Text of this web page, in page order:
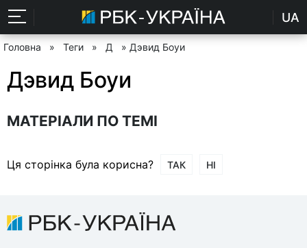
UA
Головна » Теги » Д » Дэвид Боуи
Дэвид Боуи
МАТЕРІАЛИ ПО ТЕМІ
Ця сторінка була корисна? ТАК НІ